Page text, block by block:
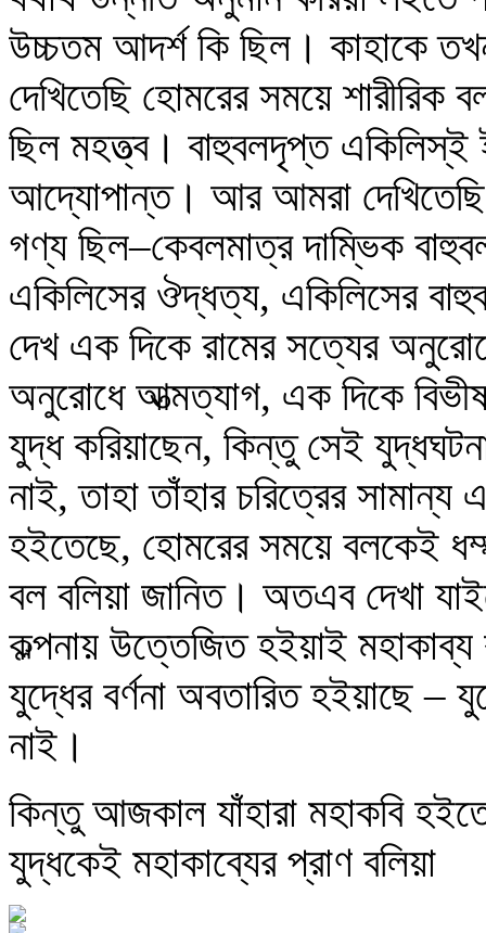
উচ্চতম আদর্শ কি ছিল। কাহাকে
দেখিতেছি হোমরের সময়ে শারীরিক
ছিল মহত্ত্ব। বাহুবলদৃপ্ত একিলিস্‌ই
আদ্যোপান্ত। আর আমরা দেখিতেছি
গণ্য ছিল–কেবলমাত্র দাম্ভিক
একিলিসের ঔদ্ধত্য, একিলিসের
দেখ এক দিকে রামের সত্যের
অনুরোধে আত্মত্যাগ, এক দিকে
যুদ্ধ করিয়াছেন, কিন্তু সেই
নাই, তাহা তাঁহার চরিত্রের
হইতেছে, হোমরের সময়ে বলকেই ধর্ম্ম
বল বলিয়া জানিত। অতএব দেখা
কল্পনায় উত্তেজিত হইয়াই
যুদ্ধের বর্ণনা অবতারিত হইয়াছে –
নাই।
কিন্তু আজকাল যাঁহারা মহাকবি হইতে
যুদ্ধকেই মহাকাব্যের প্রাণ বলিয়া